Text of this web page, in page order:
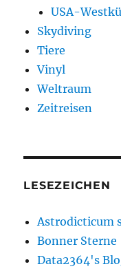
USA-
Skydiving
Tiere
Vinyl
Weltraum
Zeitreisen
LESEZEICHEN
Astrodicticum
Bonner Sterne
Data2364's